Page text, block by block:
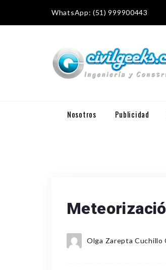
WhatsApp: (51) 999900443
Nosotros Publicidad
Olga Zarepta Cuchillo